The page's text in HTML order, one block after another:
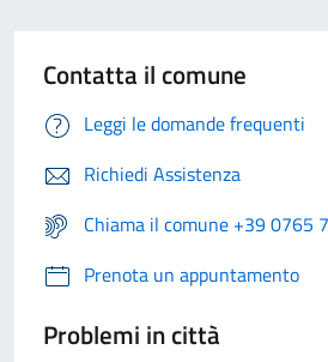
Contatta il comune
Leggi le domande frequenti
Richiedi Assistenza
Chiama il comune +39 0765
Prenota un appuntamento
Problemi in città